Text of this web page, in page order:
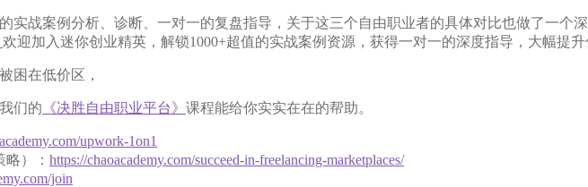
战案例分析、诊断、一对一的复盘指导，关于这三个自由职业者的具体对比也做了一个深
欢迎加入迷你创业精英，解锁1000+超值的实战案例资源，获得一对一的深度指导，大幅提
困在低价区，
们的 《决胜自由职业平台》 课程能给你实实在在的帮助。
upwork-1on1
）： https://chaoacademy.com/succeed-in-freelancing-marketplaces/
join